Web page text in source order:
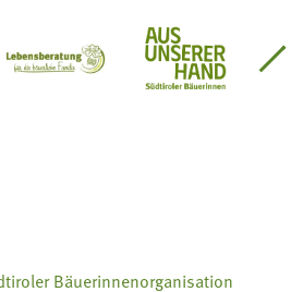
Mit Bäuerinnen lernen -
Lebensberatung für dieAus unserer
Bäuerinnenorganisation